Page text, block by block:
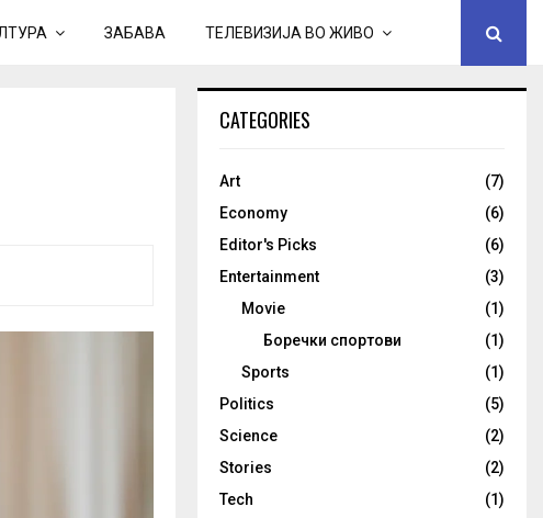
ЗАБАВА ТЕЛЕВИЗИЈА ВО ЖИВО
CATEGORIES
Art
(7)
Economy
(6)
Editor's Picks
(6)
Entertainment
(3)
Movie
(1)
Боречки спортови
(1)
Sports
(1)
Politics
(5)
Science
(2)
Stories
(2)
Tech
(1)